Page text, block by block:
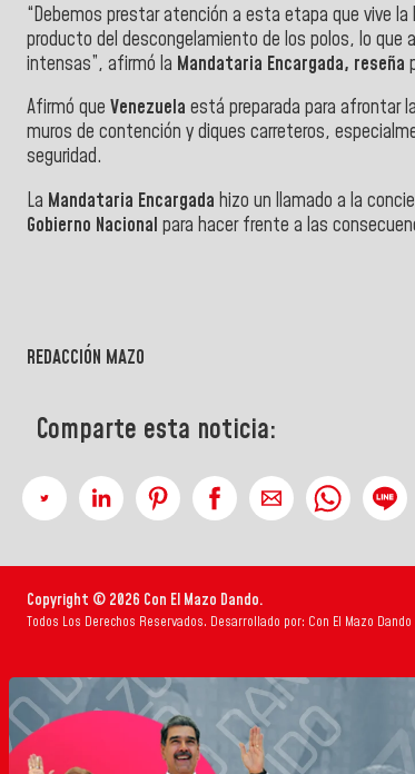
“Debemos prestar atención a esta etapa que vive
producto del descongelamiento de los polos, lo
intensas”, afirmó la Mandataria Encargada, reseña
Afirmó que Venezuela está preparada para afrontar
muros de contención y diques carreteros,
seguridad.
La Mandataria Encargada hizo un llamado a la
Gobierno Nacional para hacer frente a las
REDACCIÓN MAZO
Comparte esta noticia:
Copyright © 2026 Con El Mazo Dando.
Todos Los Derechos Reservados. Desarrollado por: Con El Mazo Dando